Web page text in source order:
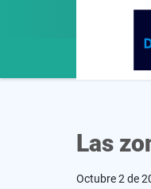
Las
Octubre 2 de